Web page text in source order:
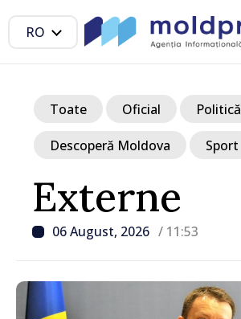
RO
Externe
06 August, 2026 / 11:53
Toate Oficial Politică
Descoperă Moldova Sport